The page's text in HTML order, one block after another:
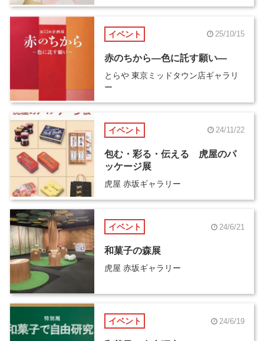
イベント 25/10/15
赤のちから―色に託す願い―
とらや 東京ミッドタウン店ギャラリ
ー
イベント 24/11/22
包む・彩る・伝える 虎屋のパ
ッケージ展
虎屋 赤坂ギャラリー
イベント 24/6/21
和菓子の森展
虎屋 赤坂ギャラリー
イベント 24/6/19